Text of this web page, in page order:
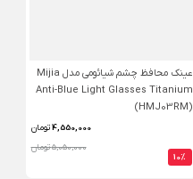
عینک محافظ چشم شیائومی مدل Mijia
Anti-Blue Light Glasses Titanium
(HMJ03RM)
4,550,000تومان
5,050,000 تومان
10%